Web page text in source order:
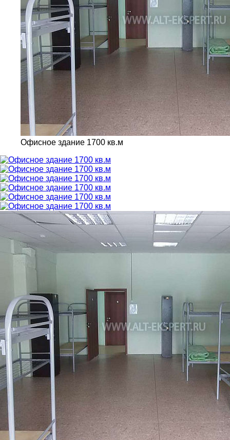
Офисное здание 1700 кв.м